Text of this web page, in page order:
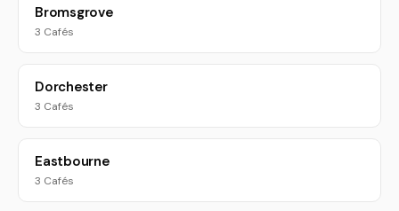
Bromsgrove
3 Cafés
Dorchester
3 Cafés
Eastbourne
3 Cafés